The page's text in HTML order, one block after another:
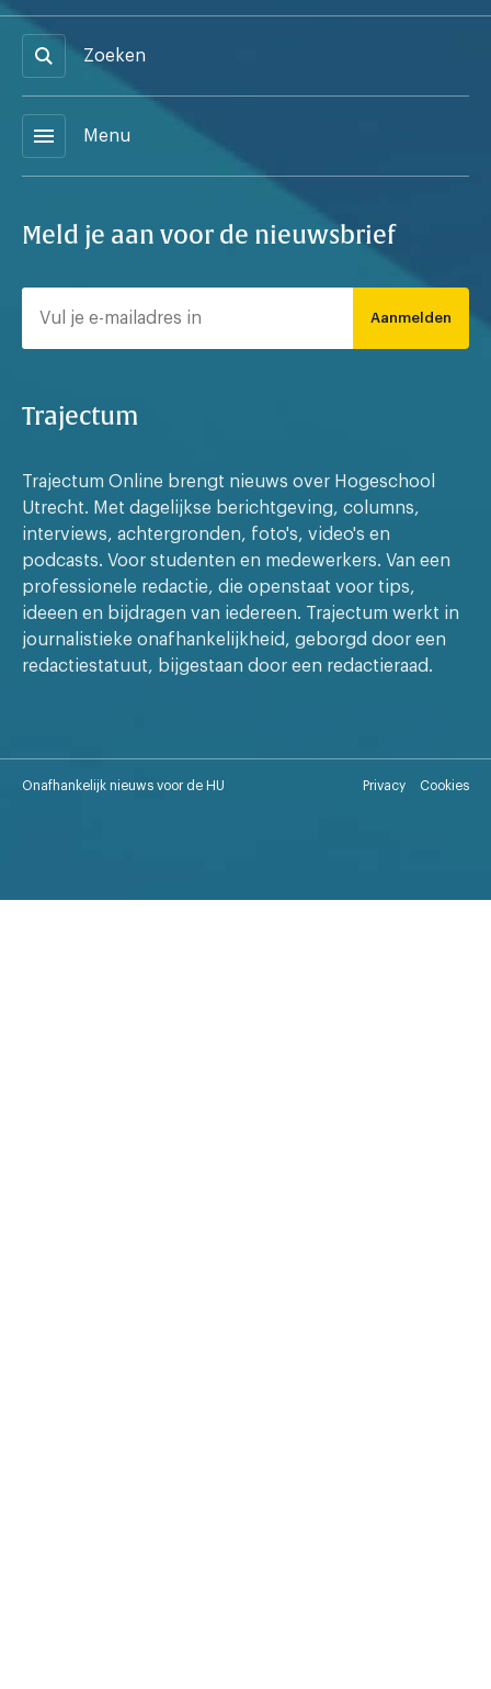
Zoeken
menu Menu
Meld je aan voor de nieuwsbrief
Aanmelden
Trajectum
Trajectum Online brengt nieuws over Hogeschool
Utrecht. Met dagelijkse berichtgeving, columns,
interviews, achtergronden, foto's, video's en
podcasts. Voor studenten en medewerkers. Van een
professionele redactie, die openstaat voor tips,
ideeen en bijdragen van iedereen. Trajectum werkt in
journalistieke onafhankelijkheid, geborgd door een
redactiestatuut, bijgestaan door een redactieraad.
Onafhankelijk nieuws voor de HU Privacy Cookies